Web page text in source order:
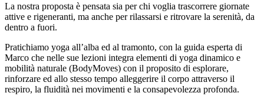
La nostra proposta è pensata sia per chi voglia trascorrere giornate
attive e rigeneranti, ma anche per rilassarsi e ritrovare la serenità, da
dentro a fuori.
Pratichiamo yoga all’alba ed al tramonto, con la guida esperta di
Marco che nelle sue lezioni integra elementi di yoga dinamico e
mobilità naturale (BodyMoves) con il proposito di esplorare,
rinforzare ed allo stesso tempo alleggerire il corpo attraverso il
respiro, la fluidità nei movimenti e la consapevolezza profonda.